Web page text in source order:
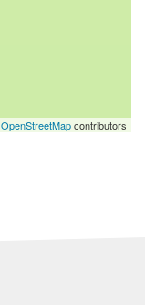
OpenStreetMapcontributors